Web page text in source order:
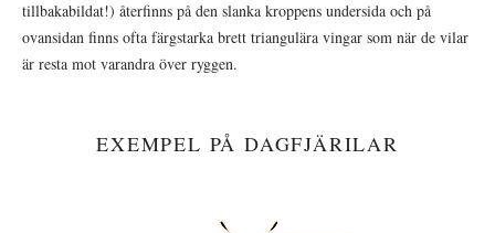
tillbakabildat!) återfinns på den slanka kroppens undersida och på
ovansidan finns ofta färgstarka brett triangulära vingar som när de vilar
är resta mot varandra över ryggen.
EXEMPEL PÅ DAGFJÄRILAR